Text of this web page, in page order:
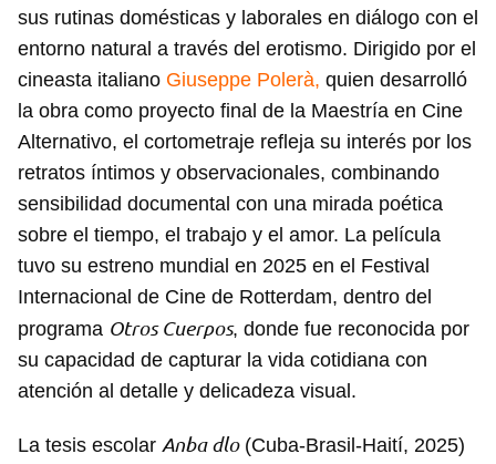
Guardar como favorito
sus rutinas domésticas y laborales en diálogo con el
entorno natural a través del erotismo. Dirigido por el
cineasta italiano Giuseppe Polerà, quien desarrolló
la obra como proyecto final de la Maestría en Cine
Alternativo, el cortometraje refleja su interés por los
retratos íntimos y observacionales, combinando
sensibilidad documental con una mirada poética
sobre el tiempo, el trabajo y el amor. La película
tuvo su estreno mundial en 2025 en el Festival
Internacional de Cine de Rotterdam, dentro del
programa Otros Cuerpos, donde fue reconocida por
su capacidad de capturar la vida cotidiana con
atención al detalle y delicadeza visual.
La tesis escolar Anba dlo(Cuba-Brasil-Haití, 2025)